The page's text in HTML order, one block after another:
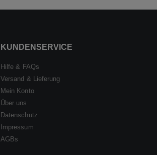
KUNDENSERVICE
Hilfe & FAQs
Versand & Lieferung
Mein Konto
Über uns
Datenschutz
Impressum
AGBs